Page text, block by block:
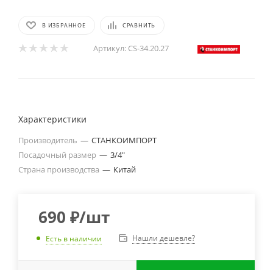
В ИЗБРАННОЕ СРАВНИТЬ
Артикул: CS-34.20.27
Характеристики
Производитель — СТАНКОИМПОРТ
Посадочный размер — 3/4"
Страна производства — Китай
690 ₽/шт
Есть в наличии Нашли дешевле?